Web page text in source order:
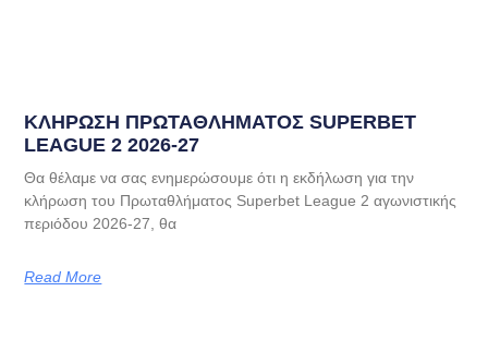
ΚΛΗΡΩΣΗ ΠΡΩΤΑΘΛΗΜΑΤΟΣ SUPERBET
LEAGUE 2 2026-27
Θα θέλαμε να σας ενημερώσουμε ότι η εκδήλωση για την
κλήρωση του Πρωταθλήματος Superbet League 2 αγωνιστικής
περιόδου 2026-27, θα
Read More